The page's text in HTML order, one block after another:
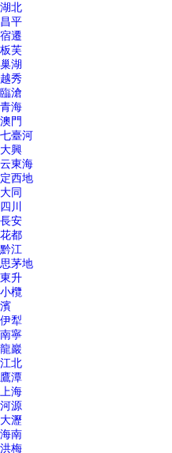
湖北
昌平
宿遷
板芙
巢湖
越秀
臨滄
青海
澳門
七臺河
大興
云東海
定西地
大同
四川
長安
花都
黔江
思茅地
東升
小欖
濱
伊犁
南寧
龍巖
江北
鷹潭
上海
河源
大瀝
海南
洪梅